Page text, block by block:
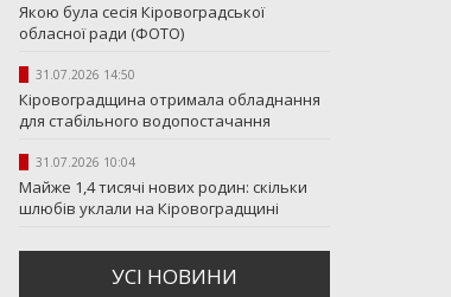
Якою була сесія Кіровоградської
обласної ради (ФОТО)
31.07.2026 14:50
Кіровоградщина отримала обладнання
для стабільного водопостачання
31.07.2026 10:04
Майже 1,4 тисячі нових родин: скільки
шлюбів уклали на Кіровоградщині
УСI НОВИНИ